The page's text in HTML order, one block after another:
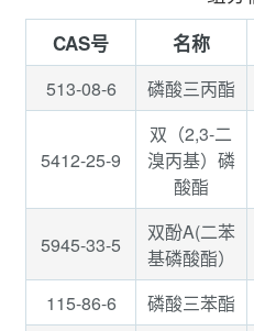
CAS号 名称
513-08-6 磷酸三丙酯
5412-25-9
双（2,3-二
溴丙基）磷
酸酯
5945-33-5
双酚A(二苯
基磷酸酯）
115-86-6 磷酸三苯酯